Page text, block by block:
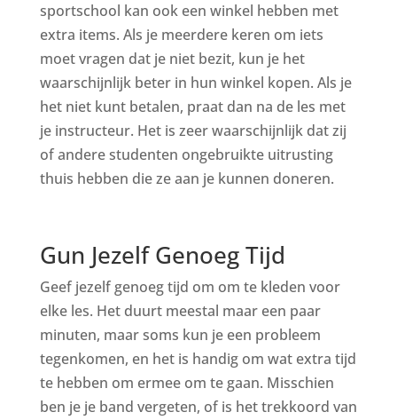
sportschool kan ook een winkel hebben met
extra items. Als je meerdere keren om iets
moet vragen dat je niet bezit, kun je het
waarschijnlijk beter in hun winkel kopen. Als je
het niet kunt betalen, praat dan na de les met
je instructeur. Het is zeer waarschijnlijk dat zij
of andere studenten ongebruikte uitrusting
thuis hebben die ze aan je kunnen doneren.
Gun Jezelf Genoeg Tijd
Geef jezelf genoeg tijd om om te kleden voor
elke les. Het duurt meestal maar een paar
minuten, maar soms kun je een probleem
tegenkomen, en het is handig om wat extra tijd
te hebben om ermee om te gaan. Misschien
ben je je band vergeten, of is het trekkoord van